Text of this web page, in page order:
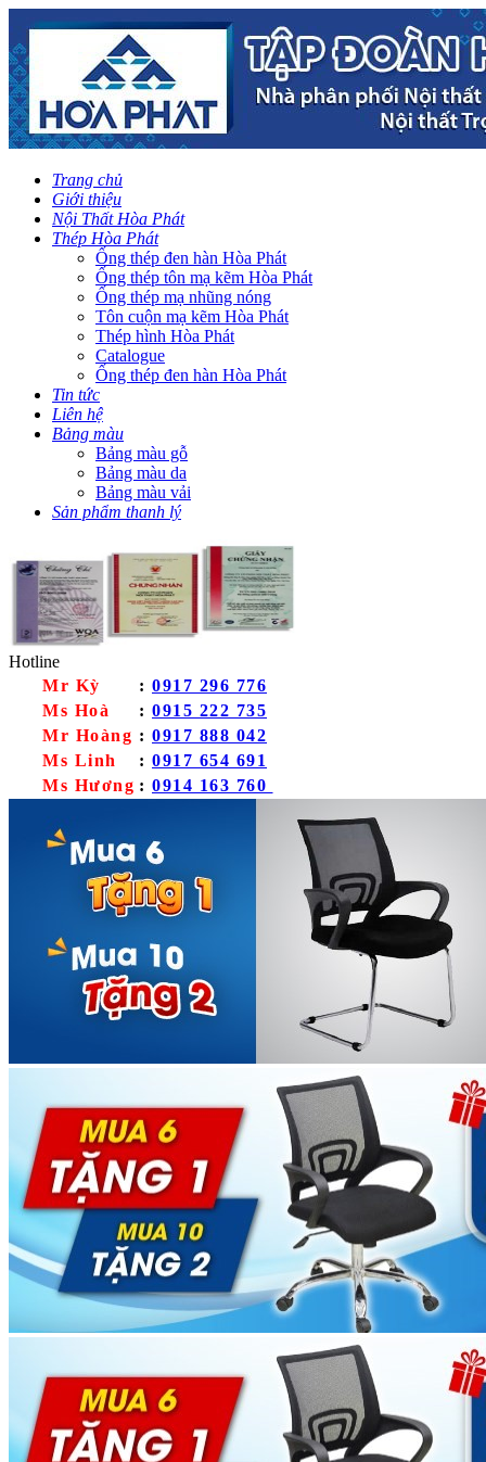
Trang chủ
Giới thiệu
Nội Thất Hòa Phát
Thép Hòa Phát
Ống thép đen hàn Hòa Phát
Ống thép tôn mạ kẽm Hòa Phát
Ống thép mạ nhũng nóng
Tôn cuộn mạ kẽm Hòa Phát
Thép hình Hòa Phát
Catalogue
Ống thép đen hàn Hòa Phát
Tin tức
Liên hệ
Bảng màu
Bảng màu gỗ
Bảng màu da
Bảng màu vải
Sản phẩm thanh lý
Hotline
Mr Kỳ
: 0917 296 776
Ms Hoà
: 0915 222 735
Mr Hoàng : 0917 888 042
Ms Linh
: 0917 654 691
Ms Hương : 0914 163 760